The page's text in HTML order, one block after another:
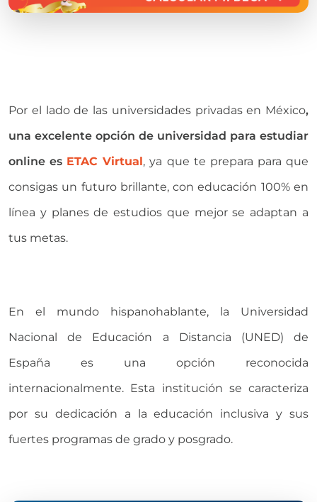
Por el lado de las universidades privadas en México,
una excelente opción de universidad para estudiar
online es ETAC Virtual, ya que te prepara para que
consigas un futuro brillante, con educación 100% en
línea y planes de estudios que mejor se adaptan a
tus metas.
En el mundo hispanohablante, la Universidad
Nacional de Educación a Distancia (UNED) de
España es una opción reconocida
internacionalmente. Esta institución se caracteriza
por su dedicación a la educación inclusiva y sus
fuertes programas de grado y posgrado.